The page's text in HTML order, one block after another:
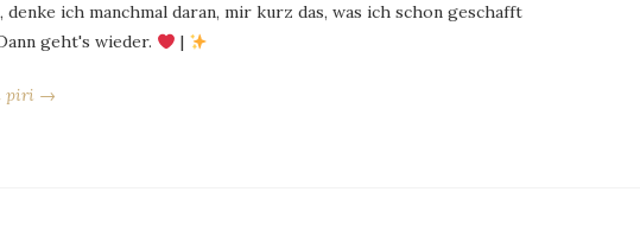
denke ich manchmal daran, mir kurz das, was ich schon geschafft
geht's wieder.
|
piri →